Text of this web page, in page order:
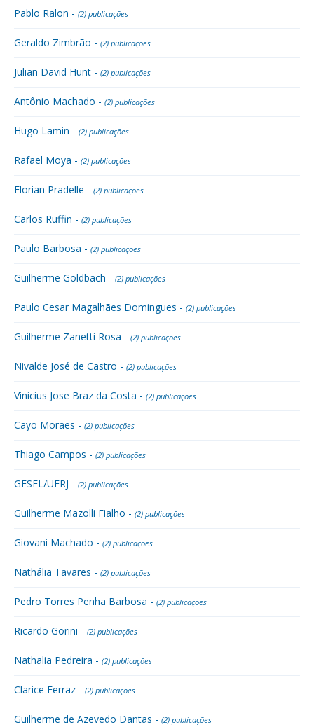
Pablo Ralon - (2) publicações
Geraldo Zimbrão - (2) publicações
Julian David Hunt - (2) publicações
Antônio Machado - (2) publicações
Hugo Lamin - (2) publicações
Rafael Moya - (2) publicações
Florian Pradelle - (2) publicações
Carlos Ruffin - (2) publicações
Paulo Barbosa - (2) publicações
Guilherme Goldbach - (2) publicações
Paulo Cesar Magalhães Domingues - (2) publicações
Guilherme Zanetti Rosa - (2) publicações
Nivalde José de Castro - (2) publicações
Vinicius Jose Braz da Costa - (2) publicações
Cayo Moraes - (2) publicações
Thiago Campos - (2) publicações
GESEL/UFRJ - (2) publicações
Guilherme Mazolli Fialho - (2) publicações
Giovani Machado - (2) publicações
Nathália Tavares - (2) publicações
Pedro Torres Penha Barbosa - (2) publicações
Ricardo Gorini - (2) publicações
Nathalia Pedreira - (2) publicações
Clarice Ferraz - (2) publicações
Guilherme de Azevedo Dantas - (2) publicações